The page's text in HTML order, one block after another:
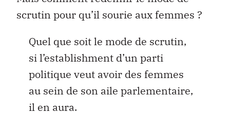
scrutin pour qu’il sourie aux femmes ?
Quel que soit le mode de scrutin,
si l’establishment d’un parti
politique veut avoir des femmes
au sein de son aile parlementaire,
il en aura.